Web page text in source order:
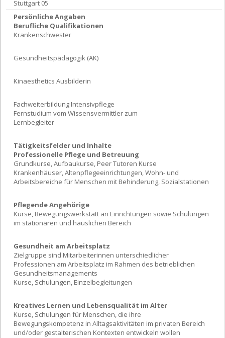
Stuttgart 05
Persönliche Angaben
Berufliche Qualifikationen
Krankenschwester
Gesundheitspädagogik (AK)
Kinaesthetics Ausbilderin
Fachweiterbildung Intensivpflege
Fernstudium vom Wissensvermittler zum
Lernbegleiter
Tätigkeitsfelder und Inhalte
Professionelle Pflege und Betreuung
Grundkurse, Aufbaukurse, Peer Tutoren Kurse
Krankenhäuser, Altenpflegeeinrichtungen, Wohn- und
Arbeitsbereiche für Menschen mit Behinderung, Sozialstationen
Pflegende Angehörige
Kurse, Bewegungswerkstatt an Einrichtungen sowie Schulungen
im stationären und häuslichen Bereich
Gesundheit am Arbeitsplatz
Zielgruppe sind Mitarbeiterinnen unterschiedlicher
Professionen am Arbeitsplatz im Rahmen des betrieblichen
Gesundheitsmanagements
Kurse, Schulungen, Einzelbegleitungen
Kreatives Lernen und Lebensqualität im Alter
Kurse, Schulungen für Menschen, die ihre
Bewegungskompetenz in Alltagsaktivitäten im privaten Bereich
und/oder gestalterischen Kontexten entwickeln wollen